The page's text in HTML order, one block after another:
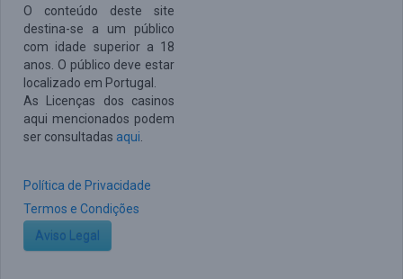
O conteúdo deste site
destina-se a um público
com idade superior a 18
anos. O público deve estar
localizado em Portugal.
As Licenças dos casinos
aqui mencionados podem
ser consultadas aqui
Política de Privacidade
Termos e Condições
Aviso Legal